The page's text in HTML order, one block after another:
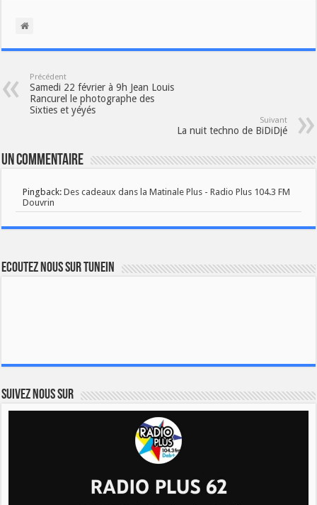
Précédent
Samedi 22 février à 9h Jean Louis
Rancurel le photographe des
Sixties et yéyés
Suivant
La nuit techno de BiDiDjé
Un commentaire
Pingback:Des cadeaux dans la Matinale Plus - Radio Plus 104.3 FM
Douvrin
Ecoutez nous sur TuneIn
Suivez nous sur